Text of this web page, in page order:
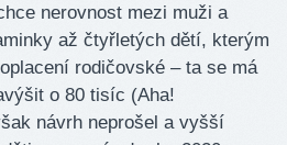
nerovnost mezi muži a
až čtyřletých dětí, kterým
rodičovské – ta se má
o 80 tisíc (Aha!
návrh neprošel a vyšší